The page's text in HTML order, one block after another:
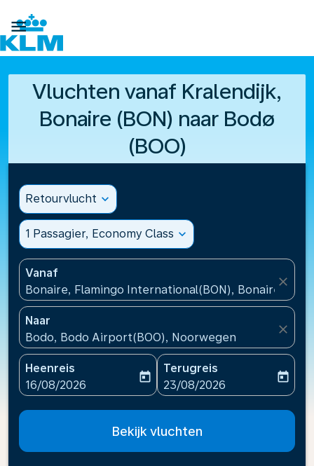

Vluchten vanaf Kralendijk,
Bonaire (BON) naar Bodø
(BOO)
Retourvlucht expand_more
1 Passagier, Economy Class expand_more
Vanaf
Bonaire, Flamingo International(BON), Bonaire, St
close
Naar
Bodo, Bodo Airport(BOO), Noorwegen
close
Heenreis
fc-booking-departure-date-aria-label
16/08/2026
today
Terugreis
fc-booking-return-date-
23/08/2026
today
Bekijk vluchten